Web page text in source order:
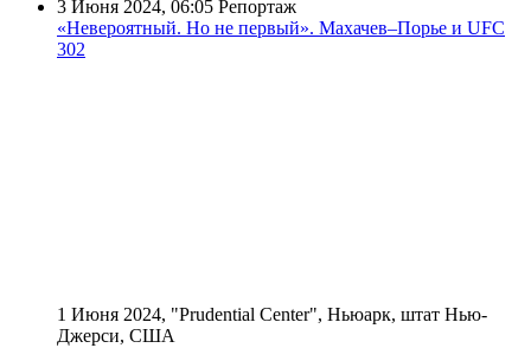
3 Июня 2024, 06:05 Репортаж
«Невероятный. Но не первый». Махачев–Порье и UFC
302
1 Июня 2024, "Prudential Center", Ньюарк, штат Нью-
Джерси, США